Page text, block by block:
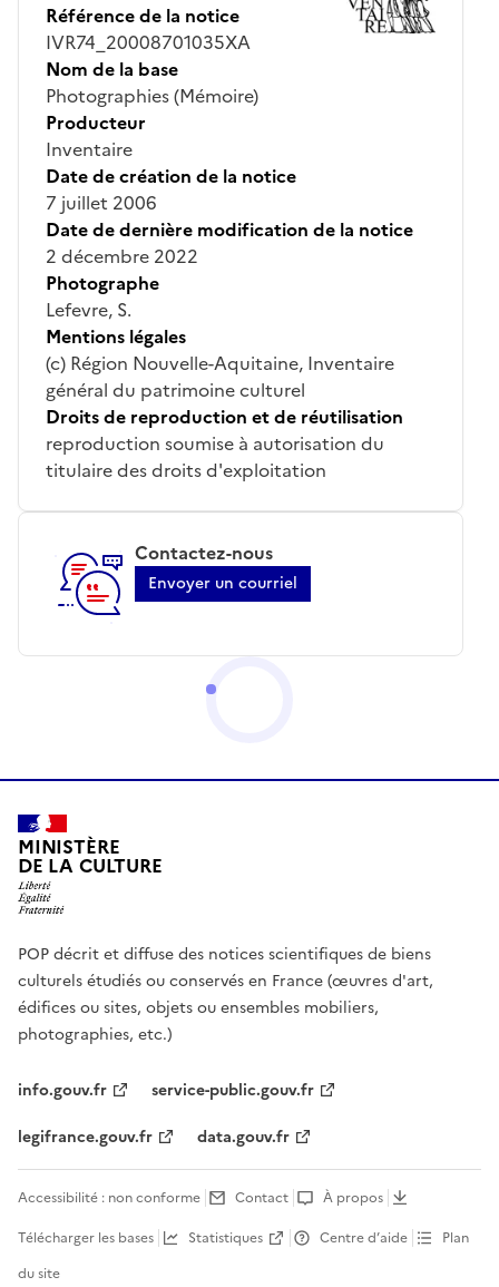
Référence de la notice
IVR74_20008701035XA
Nom de la base
Photographies (Mémoire)
Producteur
Inventaire
Date de création de la notice
7 juillet 2006
Date de dernière modification de la notice
2 décembre 2022
Photographe
Lefevre, S.
Mentions légales
(c) Région Nouvelle-Aquitaine, Inventaire
général du patrimoine culturel
Droits de reproduction et de réutilisation
reproduction soumise à autorisation du
titulaire des droits d'exploitation
Contactez-nous
Envoyer un courriel
MINISTÈRE
DE LA CULTURE
POP décrit et diffuse des notices scientifiques de biens
culturels étudiés ou conservés en France (œuvres d'art,
édifices ou sites, objets ou ensembles mobiliers,
photographies, etc.)
info.gouv.fr
service-public.gouv.fr
legifrance.gouv.fr
data.gouv.fr
Accessibilité : non conforme Contact
À propos
Télécharger les bases
Statistiques Centre d’aide
Plan
du site